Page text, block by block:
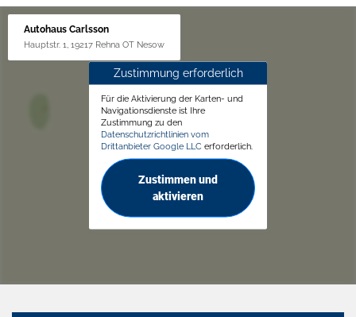
Autohaus Carlsson
Hauptstr. 1, 19217 Rehna OT Nesow
Zustimmung erforderlich
Für die Aktivierung der Karten- und
Navigationsdienste ist Ihre
Zustimmung zu den
Datenschutzrichtlinien vom
Drittanbieter Google LLC erforderlich.
Zustimmen und
aktivieren